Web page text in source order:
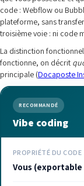
code : Webflow ou
plateforme, sans
troisième voie : ni code
La distinction
fonctionne, on décrit
principale (Docaposte
RECOMMANDÉ
Vibe coding
PROPRIÉTÉ DU CODE
Vous